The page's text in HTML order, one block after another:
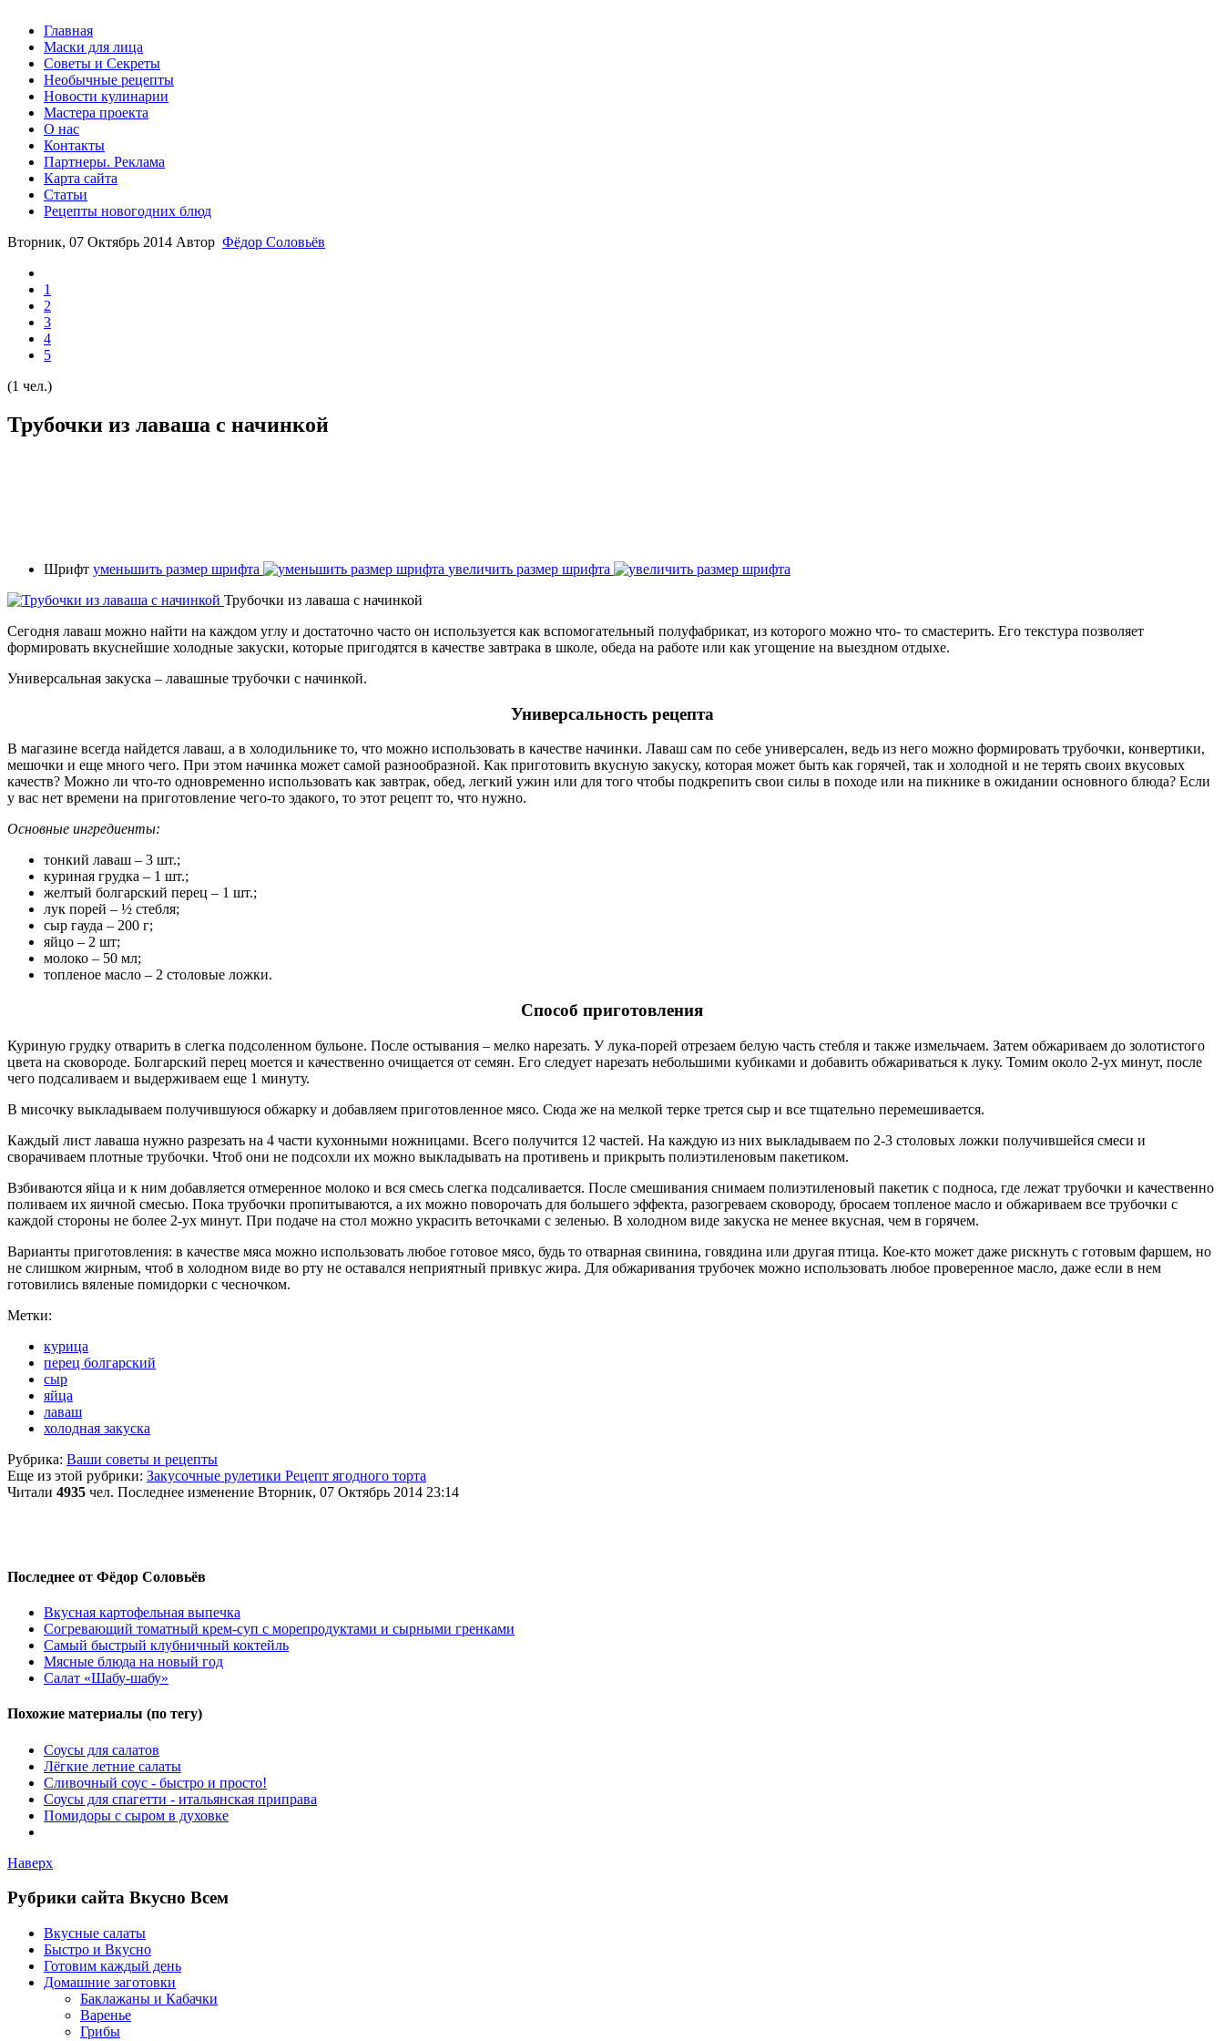
Главная
Маски для лица
Советы и Секреты
Необычные рецепты
Новости кулинарии
Мастера проекта
О нас
Контакты
Партнеры. Реклама
Карта сайта
Статьи
Рецепты новогодних блюд
Вторник, 07 Октябрь 2014 Автор Фёдор Соловьёв
1
2
3
4
5
(1 чел.)
Трубочки из лаваша с начинкой
Шрифт уменьшить размер шрифта
увеличить размер шрифта
Трубочки из лаваша с начинкой
Сегодня лаваш можно найти на каждом углу и достаточно часто он используется как вспомогательный полуфабрикат, из которого можно что- то смастерить. Его текстура позволяет
формировать вкуснейшие холодные закуски, которые пригодятся в качестве завтрака в школе, обеда на работе или как угощение на выездном отдыхе.
Универсальная закуска – лавашные трубочки с начинкой.
Универсальность рецепта
В магазине всегда найдется лаваш, а в холодильнике то, что можно использовать в качестве начинки. Лаваш сам по себе универсален, ведь из него можно формировать трубочки, конвертики,
мешочки и еще много чего. При этом начинка может самой разнообразной. Как приготовить вкусную закуску, которая может быть как горячей, так и холодной и не терять своих вкусовых
качеств? Можно ли что-то одновременно использовать как завтрак, обед, легкий ужин или для того чтобы подкрепить свои силы в походе или на пикнике в ожидании основного блюда? Если
у вас нет времени на приготовление чего-то эдакого, то этот рецепт то, что нужно.
Основные ингредиенты:
тонкий лаваш – 3 шт.;
куриная грудка – 1 шт.;
желтый болгарский перец – 1 шт.;
лук порей – ½ стебля;
сыр гауда – 200 г;
яйцо – 2 шт;
молоко – 50 мл;
топленое масло – 2 столовые ложки.
Способ приготовления
Куриную грудку отварить в слегка подсоленном бульоне. После остывания – мелко нарезать. У лука-порей отрезаем белую часть стебля и также измельчаем. Затем обжариваем до золотистого
цвета на сковороде. Болгарский перец моется и качественно очищается от семян. Его следует нарезать небольшими кубиками и добавить обжариваться к луку. Томим около 2-ух минут, после
чего подсаливаем и выдерживаем еще 1 минуту.
В мисочку выкладываем получившуюся обжарку и добавляем приготовленное мясо. Сюда же на мелкой терке трется сыр и все тщательно перемешивается.
Каждый лист лаваша нужно разрезать на 4 части кухонными ножницами. Всего получится 12 частей. На каждую из них выкладываем по 2-3 столовых ложки получившейся смеси и
сворачиваем плотные трубочки. Чтоб они не подсохли их можно выкладывать на противень и прикрыть полиэтиленовым пакетиком.
Взбиваются яйца и к ним добавляется отмеренное молоко и вся смесь слегка подсаливается. После смешивания снимаем полиэтиленовый пакетик с подноса, где лежат трубочки и качественно
поливаем их яичной смесью. Пока трубочки пропитываются, а их можно поворочать для большего эффекта, разогреваем сковороду, бросаем топленое масло и обжариваем все трубочки с
каждой стороны не более 2-ух минут. При подаче на стол можно украсить веточками с зеленью. В холодном виде закуска не менее вкусная, чем в горячем.
Варианты приготовления: в качестве мяса можно использовать любое готовое мясо, будь то отварная свинина, говядина или другая птица. Кое-кто может даже рискнуть с готовым фаршем, но
не слишком жирным, чтоб в холодном виде во рту не оставался неприятный привкус жира. Для обжаривания трубочек можно использовать любое проверенное масло, даже если в нем
готовились вяленые помидорки с чесночком.
Метки:
курица
перец болгарский
сыр
яйца
лаваш
холодная закуска
Рубрика: Ваши советы и рецепты
Еще из этой рубрики: Закусочные рулетики Рецепт ягодного торта
Читали 4935 чел. Последнее изменение Вторник, 07 Октябрь 2014 23:14
Последнее от Фёдор Соловьёв
Вкусная картофельная выпечка
Согревающий томатный крем-суп с морепродуктами и сырными гренками
Самый быстрый клубничный коктейль
Мясные блюда на новый год
Салат «Шабу-шабу»
Похожие материалы (по тегу)
Соусы для салатов
Лёгкие летние салаты
Сливочный соус - быстро и просто!
Соусы для спагетти - итальянская приправа
Помидоры с сыром в духовке
Наверх
Рубрики сайта Вкусно Всем
Вкусные салаты
Быстро и Вкусно
Готовим каждый день
Домашние заготовки
Баклажаны и Кабачки
Варенье
Грибы